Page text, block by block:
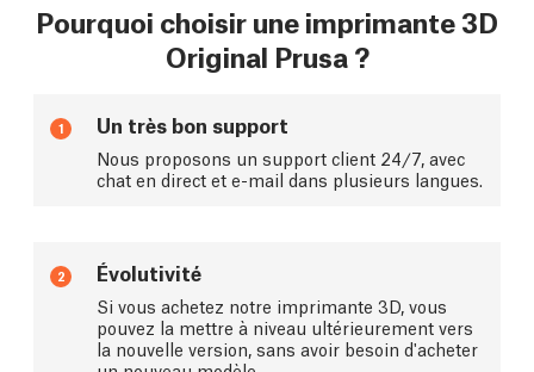
Pourquoi choisir une imprimante 3D
Original Prusa ?
1 Un très bon support
Nous proposons un support client 24/7, avec
chat en direct et e-mail dans plusieurs langues.
2 Évolutivité
Si vous achetez notre imprimante 3D, vous
pouvez la mettre à niveau ultérieurement vers
la nouvelle version, sans avoir besoin d'acheter